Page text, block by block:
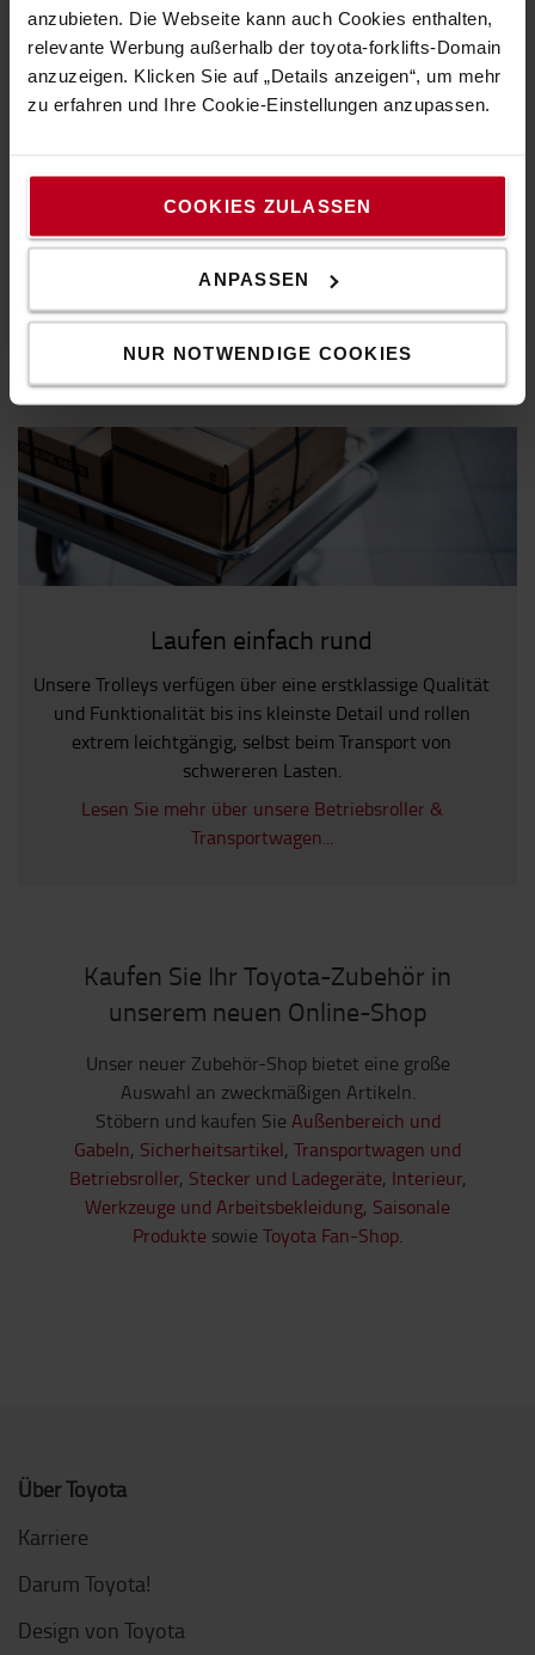
anzubieten. Die Webseite kann auch Cookies enthalten,
relevante Werbung außerhalb der toyota-forklifts-Domain
anzuzeigen. Klicken Sie auf „Details anzeigen“, um mehr
zu erfahren und Ihre Cookie-Einstellungen anzupassen.
COOKIES ZULASSEN
ANPASSEN
NUR NOTWENDIGE COOKIES
Drehen Sie auf!
sichtbar und sicher unterwegs. Wählen Sie die von Ihnen
gewünschte Lichtstärke und Farbe.
Entdecken Sie unsere Auswahl an Lichstsystemen
Laufen einfach rund
Unsere Trolleys verfügen über eine erstklassige Qualität
und Funktionalität bis ins kleinste Detail und rollen
extrem leichtgängig, selbst beim Transport von
schwereren Lasten.
Lesen Sie mehr über unsere Betriebsroller &
Transportwagen...
Kaufen Sie Ihr Toyota-Zubehör in
unserem neuen Online-Shop
Unser neuer Zubehör-Shop bietet eine große
Auswahl an zweckmäßigen Artikeln.
Stöbern und kaufen Sie Außenbereich und
Gabeln, Sicherheitsartikel, Transportwagen und
Betriebsroller, Stecker und Ladegeräte, Interieur,
Werkzeuge und Arbeitsbekleidung, Saisonale
Produkte sowie Toyota Fan-Shop.
Über Toyota
Karriere
Darum Toyota!
Design von Toyota